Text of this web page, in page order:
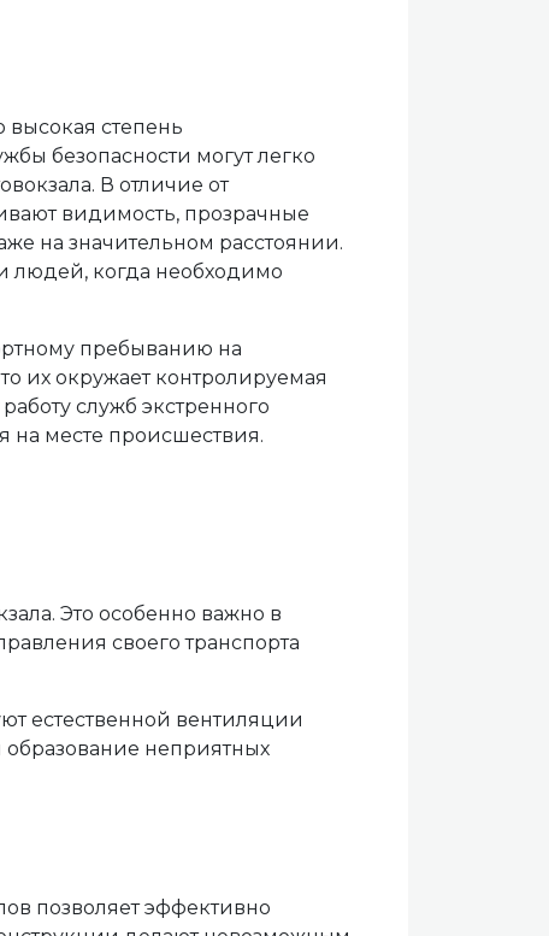
высокая степень
безопасности могут легко
В отличие от
видимость, прозрачные
на значительном расстоянии.
людей, когда необходимо
пребыванию на
их окружает контролируемая
служб экстренного
на месте происшествия.
Это особенно важно в
своего транспорта
естественной вентиляции
образование неприятных
позволяет эффективно